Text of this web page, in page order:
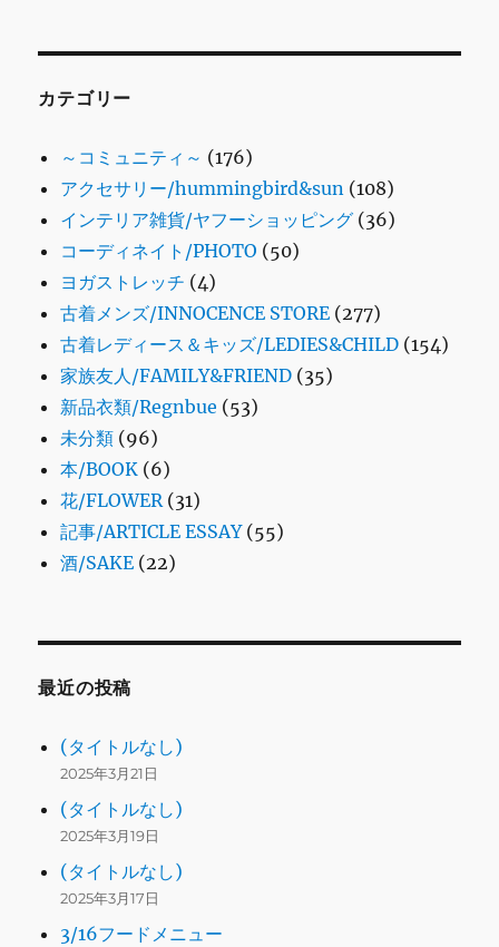
カテゴリー
～コミュニティ～ (176)
アクセサリー/hummingbird&sun (108)
インテリア雑貨/ヤフーショッピング (36)
コーディネイト/PHOTO (50)
ヨガストレッチ (4)
古着メンズ/INNOCENCE STORE (277)
古着レディース＆キッズ/LEDIES&CHILD (154)
家族友人/FAMILY&FRIEND (35)
新品衣類/Regnbue (53)
未分類 (96)
本/BOOK (6)
花/FLOWER(31)
記事/ARTICLE ESSAY(55)
酒/SAKE (22)
最近の投稿
(タイトルなし)
2025年3月21日
(タイトルなし)
2025年3月19日
(タイトルなし)
2025年3月17日
3/16フードメニュー